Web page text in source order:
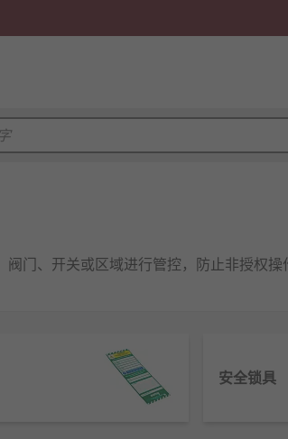
门、开关或区域进行管控，防止非授权
安全锁具